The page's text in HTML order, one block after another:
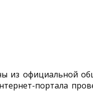
из официальной
портала